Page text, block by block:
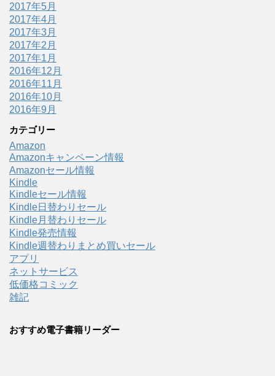
2017年5月
2017年4月
2017年3月
2017年2月
2017年1月
2016年12月
2016年11月
2016年10月
2016年9月
カテゴリー
Amazon
Amazonキャンペーン情報
Amazonセール情報
Kindle
Kindleセール情報
Kindle日替わりセール
Kindle月替わりセール
Kindle発売情報
Kindle週替わりまとめ買いセール
アプリ
ネットサービス
低価格コミック
雑記
おすすめ電子書籍リーダー